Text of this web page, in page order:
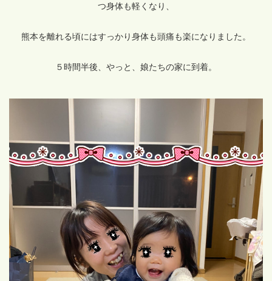
つ身体も軽くなり、
熊本を離れる頃にはすっかり身体も頭痛も楽になりました。
５時間半後、やっと、娘たちの家に到着。